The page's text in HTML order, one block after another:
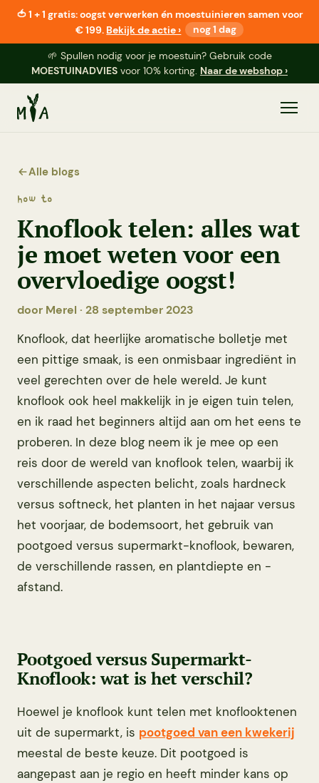
🍅1 + 1 gratis:oogst verwerken én moestuinieren samen voor
€ 199. Bekijk de actie › nog 1 dag
🌱 Spullen nodig voor je moestuin? Gebruik code
MOESTUINADVIES voor 10% korting. Naar de webshop ›
Alle blogs
how to
Knoflook telen: alles wat
je moet weten voor een
overvloedige oogst!
door Merel · 28 september 2023
Knoflook, dat heerlijke aromatische bolletje met
een pittige smaak, is een onmisbaar ingrediënt in
veel gerechten over de hele wereld. Je kunt
knoflook ook heel makkelijk in je eigen tuin telen,
en ik raad het beginners altijd aan om het eens te
proberen. In deze blog neem ik je mee op een
reis door de wereld van knoflook telen, waarbij ik
verschillende aspecten belicht, zoals hardneck
versus softneck, het planten in het najaar versus
het voorjaar, de bodemsoort, het gebruik van
pootgoed versus supermarkt-knoflook, bewaren,
de verschillende rassen, en plantdiepte en -
afstand.
Pootgoed versus Supermarkt-
Knoflook: wat is het verschil?
Hoewel je knoflook kunt telen met knoflooktenen
uit de supermarkt, is pootgoed van een kwekerij
meestal de beste keuze. Dit pootgoed is
aangepast aan je regio en heeft minder kans op